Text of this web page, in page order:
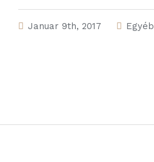
Januar 9th, 2017 Egyéb